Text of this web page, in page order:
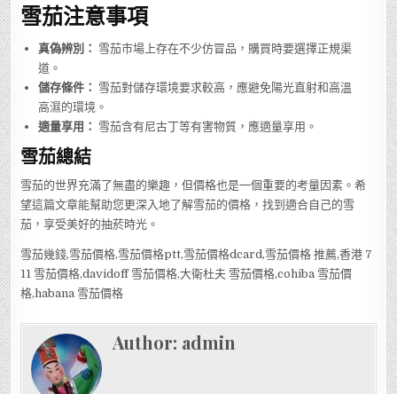
雪茄注意事項
真偽辨別： 雪茄市場上存在不少仿冒品，購買時要選擇正規渠
道。
儲存條件： 雪茄對儲存環境要求較高，應避免陽光直射和高溫
高濕的環境。
適量享用： 雪茄含有尼古丁等有害物質，應適量享用。
雪茄總結
雪茄的世界充滿了無盡的樂趣，但價格也是一個重要的考量因素。希
望這篇文章能幫助您更深入地了解雪茄的價格，找到適合自己的雪
茄，享受美好的抽菸時光。
雪茄幾錢,雪茄價格,雪茄價格ptt,雪茄價格dcard,雪茄價格 推薦,香港 7
11 雪茄價格,davidoff 雪茄價格,大衛杜夫 雪茄價格,cohiba 雪茄價
格,habana 雪茄價格
Author: admin